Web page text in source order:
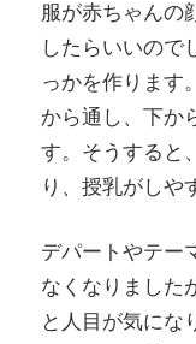
服が赤ちゃんの
したらいいので
っかを作ります
から通し、下か
す。そうすると
り、授乳がしや
デパートやテー
なくなりました
と人目が気にな